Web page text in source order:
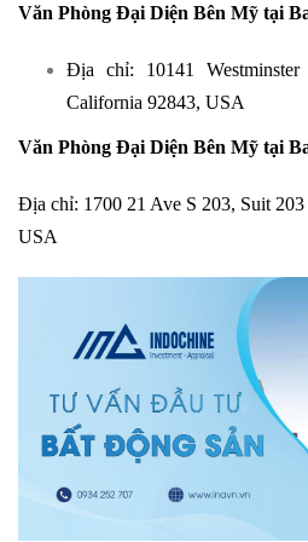
Văn Phòng Đại Diện Bên Mỹ tại
Địa chỉ: 10141
California 92843,
Văn Phòng Đại Diện Bên Mỹ tại
Địa chỉ: 1700 21 Ave S 203, Suit 203
USA